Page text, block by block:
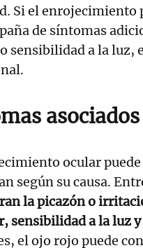
Si el enrojecimiento
de síntomas
sensibilidad a la luz,
asociados
ocular
según su causa.
la picazón o
sensibilidad a la luz
el ojo rojo puede